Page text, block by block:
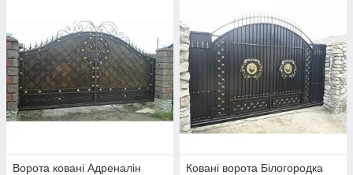
Ворота ковані Адреналін
Ковані ворота Білогородка